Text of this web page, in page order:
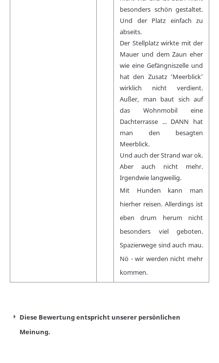
besonders schön gestaltet.
Und der Platz einfach zu
abseits.
Der Stellplatz wirkte mit der
Mauer und dem Zaun eher
wie eine Gefängniszelle und
hat den Zusatz 'Meerblick'
wirklich nicht verdient.
Außer, man baut sich auf
das Wohnmobil eine
Dachterrasse ... DANN hat
man den besagten
Meerblick.
Und auch der Strand war ok.
Aber auch nicht mehr.
Irgendwie langweilig.
Mit Hunden kann man
hierher reisen. Allerdings ist
eben drum herum nicht
besonders viel geboten.
Spazierwege sind auch mau.
Nö - wir werden nicht mehr
kommen.
Diese Bewertung entspricht unserer persönlichen
Meinung.